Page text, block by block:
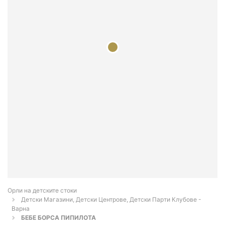
Орли на детските стоки
Детски Магазини, Детски Центрове, Детски Парти Клубове -
Варна
БЕБЕ БОРСА ПИПИЛОТА